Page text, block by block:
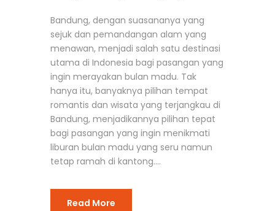
Bandung, dengan suasananya yang
sejuk dan pemandangan alam yang
menawan, menjadi salah satu destinasi
utama di Indonesia bagi pasangan yang
ingin merayakan bulan madu. Tak
hanya itu, banyaknya pilihan tempat
romantis dan wisata yang terjangkau di
Bandung, menjadikannya pilihan tepat
bagi pasangan yang ingin menikmati
liburan bulan madu yang seru namun
tetap ramah di kantong....
Read More